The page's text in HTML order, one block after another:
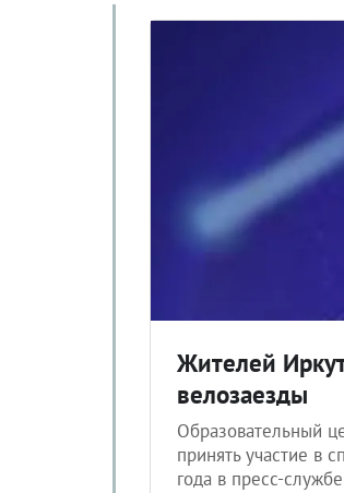
Жителей
велозаезды
Образовательный
принять участие в
года в пресс-